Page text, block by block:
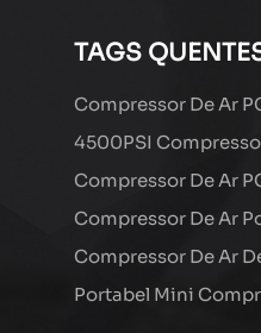
TAGS
Compressor De Ar
4500PSI
Compressor De Ar
Compressor De Ar
Compressor De Ar
Portabel Mini